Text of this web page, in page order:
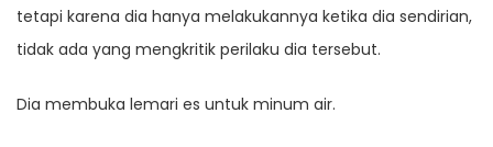
tetapi karena dia hanya melakukannya ketika dia sendirian,
tidak ada yang mengkritik perilaku dia tersebut.
Dia membuka lemari es untuk minum air.